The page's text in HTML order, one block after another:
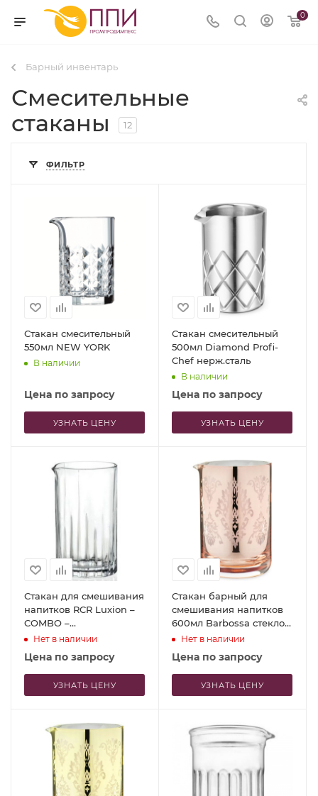
0
Барный инвентарь
Смесительные
стаканы
12
ФИЛЬТР
Стакан смесительный
550мл NEW YORK
В наличии
Цена по запросу
УЗНАТЬ ЦЕНУ
Стакан смесительный
500мл Diamond Profi-
Chef нерж.сталь
В наличии
Цена по запросу
УЗНАТЬ ЦЕНУ
Стакан для смешивания
напитков RCR Luxion –
COMBO –
арт.26524020006
Нет в наличии
Цена по запросу
УЗНАТЬ ЦЕНУ
Стакан барный для
смешивания напитков
600мл Barbossa стекло
медный цвет – P.L. Proff
Нет в наличии
Цена по запросу
УЗНАТЬ ЦЕНУ